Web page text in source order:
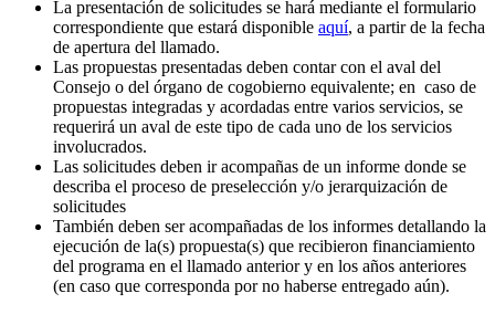
La presentación de solicitudes se hará mediante el formulario
correspondiente que estará disponible aquí, a partir de la fecha
de apertura del llamado.
Las propuestas presentadas deben contar con el aval del
Consejo o del órgano de cogobierno equivalente; en caso de
propuestas integradas y acordadas entre varios servicios, se
requerirá un aval de este tipo de cada uno de los servicios
involucrados.
Las solicitudes deben ir acompañas de un informe donde se
describa el proceso de preselección y/o jerarquización de
solicitudes
También deben ser acompañadas de los informes detallando la
ejecución de la(s) propuesta(s) que recibieron financiamiento
del programa en el llamado anterior y en los años anteriores
(en caso que corresponda por no haberse entregado aún).